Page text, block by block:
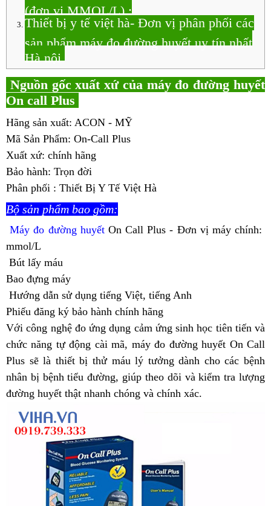
(đơn vị MMOL/L) :
Thiết bị y tế việt hà- Đơn vị phân phối các
sản phẩm máy đo đường huyết uy tín nhất
Hà nội.
Nguồn gốc xuất xứ của máy đo đường huyết
On call Plus
Hãng sản xuất: ACON - MỸ
Mã Sản Phẩm: On-Call Plus
Xuất xứ: chính hãng
Bảo hành: Trọn đời
Phân phối : Thiết Bị Y Tế Việt Hà
Bộ sản phẩm bao gồm:
Máy đo đường huyếtOn Call Plus - Đơn vị máy chính:
mmol/L
Bút lấy máu
Bao đựng máy
Hướng dẫn sử dụng tiếng Việt, tiếng Anh
Phiếu đăng ký bảo hành chính hãng
Với công nghệ đo ứng dụng cảm ứng sinh học tiên tiến và
chức năng tự động cài mã, máy đo đường huyết On Call
Plus sẽ là thiết bị thử máu lý tưởng dành cho các bệnh
nhân bị bệnh tiểu đường, giúp theo dõi và kiểm tra lượng
đường huyết thật nhanh chóng và chính xác.